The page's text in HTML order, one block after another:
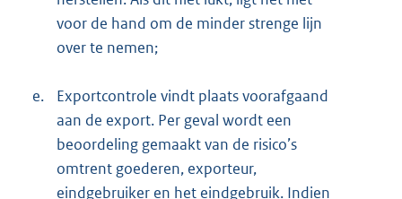
voor de hand om de minder strenge lijn
over te nemen;
e.
Exportcontrole vindt plaats voorafgaand
aan de export. Per geval wordt een
beoordeling gemaakt van de risico’s
omtrent goederen, exporteur,
eindgebruiker en het eindgebruik. Indien